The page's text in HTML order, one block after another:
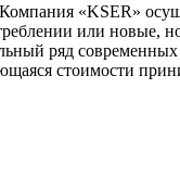
«KSER»
или новые,
ряд
стоимости